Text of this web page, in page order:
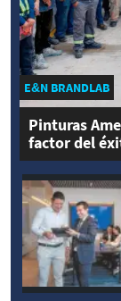
E&N BRANDLAB
Pinturas
factor del